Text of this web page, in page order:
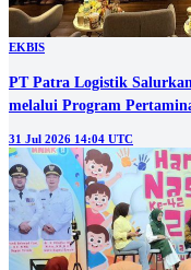
EKBIS
PT Patra Logistik
melalui Program
31 Jul 2026 14:04 UTC